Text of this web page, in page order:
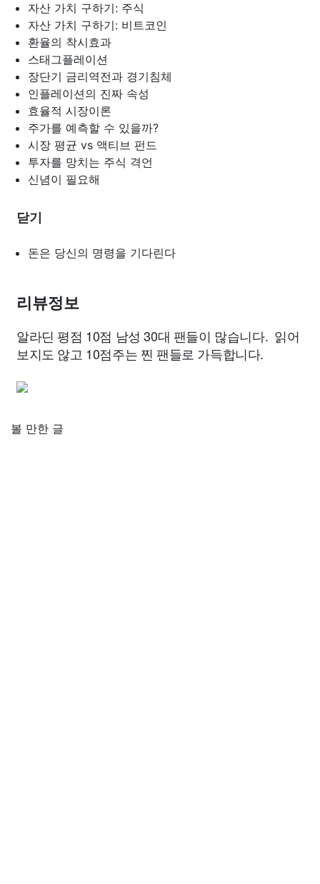
자산 가치 구하기: 주식
자산 가치 구하기: 비트코인
환율의 착시효과
스태그플레이션
장단기 금리역전과 경기침체
인플레이션의 진짜 속성
효율적 시장이론
주가를 예측할 수 있을까?
시장 평균 vs 액티브 펀드
투자를 망치는 주식 격언
신념이 필요해
닫기
돈은 당신의 명령을 기다린다
리뷰정보
알라딘 평점 10점 남성 30대 팬들이 많습니다. 읽어
보지도 않고 10점주는 찐 팬들로 가득합니다.
볼 만한 글